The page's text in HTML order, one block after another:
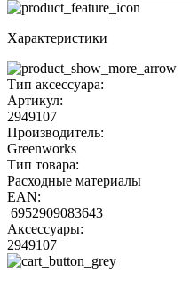
Характеристики
Тип аксессуара:
Артикул:
2949107
Производитель:
Greenworks
Тип товара:
Расходные материалы
EAN:
6952909083643
Аксессуары:
2949107